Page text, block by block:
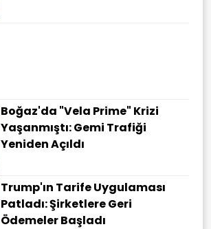
Boğaz'da "Vela Prime" Krizi
Yaşanmıştı: Gemi Trafiği
Yeniden Açıldı
Trump'ın Tarife Uygulaması
Patladı: Şirketlere Geri
Ödemeler Başladı